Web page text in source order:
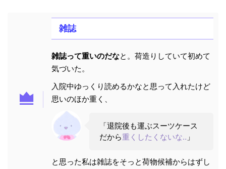
雑誌
雑誌って重いのだなと。荷造りしていて初めて
気づいた。
入院中ゆっくり読めるかなと思って入れたけど
思いのほか重く、
「退院後も運ぶスーツケース
だから重くしたくないな‥ 」
と思った私は雑誌をそっと荷物候補からはずし